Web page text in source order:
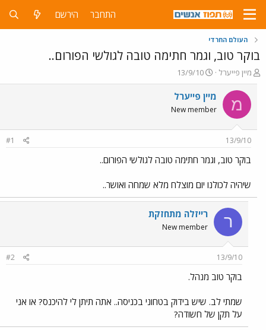
התחבר הירשם
העולם החרדי
בוקר טוב, וגמר חתימה טובה לגולשי הפורום..
פ
ו
ת
ח
ה
ו
ש
א
מיין פייערל
פ
ו
ר
ס
ם
ר
13/9/10
מ מיין פייערל
New member
13/9/10
#1
בוקר טוב, וגמר חתימה טובה לגולשי הפורום..
שיהיה לכולנו יום מוצלח מלא שמחה ואושר..
ר רייזלה מתחזקת
New member
13/9/10
#2
בוקר טוב מנהל.
שמתי לב. שיש בידוק בטחוני בכניסה.. אתה תיתן לי להיכנס? או אני
על תקן של חשודה?